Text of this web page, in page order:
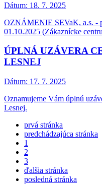
Dátum: 18. 7. 2025
OZNÁMENIE SEVaK, a.s. -
01.10.2025 (Zákaznícke
ÚPLNÁ UZÁVERA
LESNEJ
Dátum: 17. 7. 2025
Oznamujeme Vám úplnú
Lesnej.
prvá stránka
predchádzajúca stránka
1
2
3
ďalšia stránka
posledná stránka